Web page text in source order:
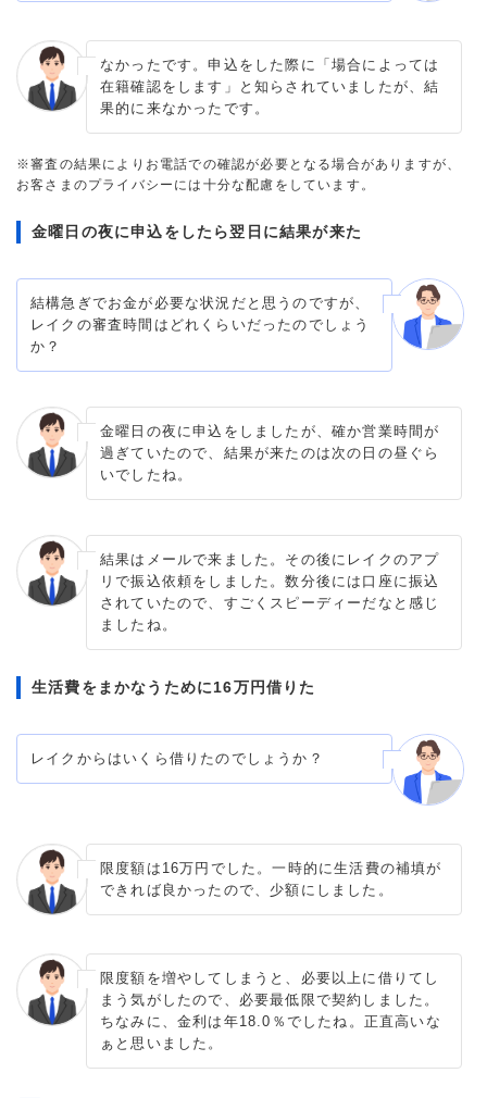
なかったです。申込をした際に「場合によっては
在籍確認をします」と知らされていましたが、結
果的に来なかったです。
※審査の結果によりお電話での確認が必要となる場合がありますが、
お客さまのプライバシーには十分な配慮をしています。
金曜日の夜に申込をしたら翌日に結果が来た
結構急ぎでお金が必要な状況だと思うのですが、
レイクの審査時間はどれくらいだったのでしょう
か？
金曜日の夜に申込をしましたが、確か営業時間が
過ぎていたので、結果が来たのは次の日の昼ぐら
いでしたね。
結果はメールで来ました。その後にレイクのアプ
リで振込依頼をしました。数分後には口座に振込
されていたので、すごくスピーディーだなと感じ
ましたね。
生活費をまかなうために16万円借りた
レイクからはいくら借りたのでしょうか？
限度額は16万円でした。一時的に生活費の補填が
できれば良かったので、少額にしました。
限度額を増やしてしまうと、必要以上に借りてし
まう気がしたので、必要最低限で契約しました。
ちなみに、金利は年18.0％でしたね。正直高いな
ぁと思いました。